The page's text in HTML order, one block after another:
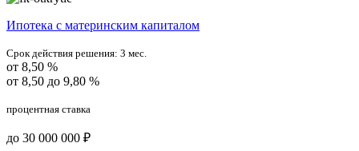
Ипотека с материнским капиталом
Срок действия решения: 3 мес.
от 8,50 %
от 8,50 до 9,80 %
процентная ставка
до 30 000 000 ₽